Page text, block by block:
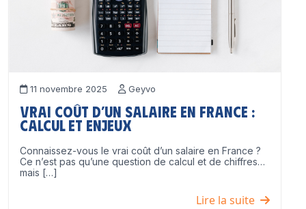
11 novembre 2025 Geyvo
Vrai coût d’un salaire en France :
calcul et enjeux
Connaissez-vous le vrai coût d’un salaire en France ?
Ce n’est pas qu’une question de calcul et de chiffres…
mais […]
Lire la suite